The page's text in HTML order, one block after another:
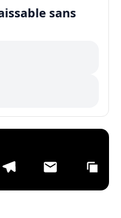
sans